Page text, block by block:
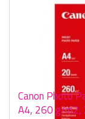
Canon Photo
A4, 260 g/m2,